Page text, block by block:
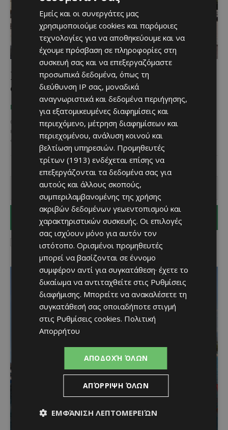
Η Τερσεφάνου ετοιμάζεται για το 2ο
Φεστιβάλ Καραόλου
ΠΟΥ ΝΑ ΠΑΣ Χριστίνα Γεωργίου
May 20, 2025
Ο καραόλος, αλλιώς το σαλιγκάρι αν και δεν είναι τόσο αγαπητό
έδεσμα για κάποιους, εντούτοις παραμένει ένα ιδιαίτερο κυπριακό
«τσίμπημα» και ένας πολύ καλός...
I WANT IN
I've read and accept the Privacy Policy
Καλοκαίρι στη Λεμεσό:
Θαλάσσια σπορ για όσους
Εμείς και οι συνεργάτες μας
χρησιμοποιούμε cookies και παρόμοιες
τεχνολογίες για να αποθηκεύουμε και να
έχουμε πρόσβαση σε πληροφορίες στη
συσκευή σας και να επεξεργαζόμαστε
προσωπικά δεδομένα, όπως τη
διεύθυνση IP σας, μοναδικά
αναγνωριστικά και δεδομένα περιήγησης,
για εξατομικευμένες διαφημίσεις και
περιεχόμενο, μέτρηση διαφημίσεων και
περιεχομένου, ανάλυση κοινού και
βελτίωση υπηρεσιών. Προμηθευτές
τρίτων (1913) ενδέχεται επίσης να
επεξεργάζονται τα δεδομένα σας για
αυτούς και άλλους σκοπούς,
συμπεριλαμβανομένης της χρήσης
ακριβών δεδομένων γεωεντοπισμού και
χαρακτηριστικών συσκευής. Οι επιλογές
σας ισχύουν μόνο για αυτόν τον
ιστότοπο. Ορισμένοι προμηθευτές
μπορεί να βασίζονται σε έννομο
συμφέρον αντί για συγκατάθεση· έχετε το
δικαίωμα να αντιταχθείτε στις Ρυθμίσεις
διαφήμισης. Μπορείτε να ανακαλέσετε τη
συγκατάθεσή σας οποιαδήποτε στιγμή
στις Ρυθμίσεις cookies. Πολιτική
Απορρήτου
ΑΠΟΔΟΧΉ ΌΛΩΝ
ΑΠΌΡΡΙΨΗ ΌΛΩΝ
ΕΜΦΆΝΙΣΗ ΛΕΠΤΟΜΕΡΕΙΏΝ